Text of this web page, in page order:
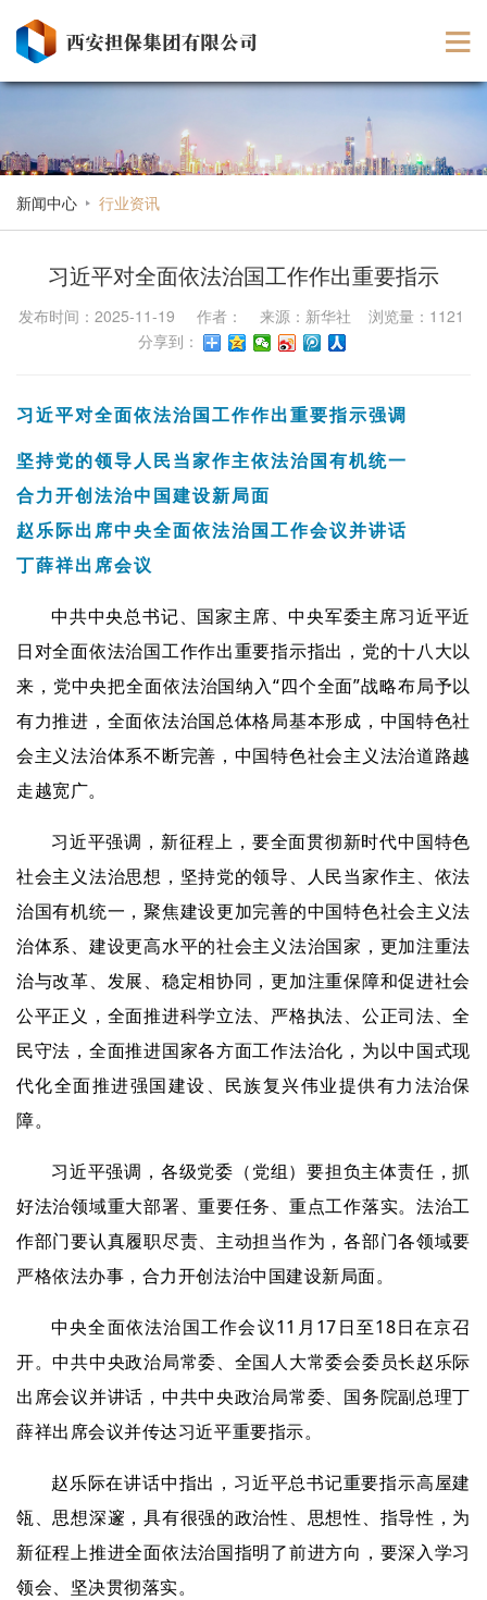
新闻中心 行业资讯
习近平对全面依法治国工作作出重要指示
发布时间：2025-11-19 作者： 来源：新华社 浏览量：1121
分享到：
习近平对全面依法治国工作作出重要指示强调
坚持党的领导人民当家作主依法治国有机统一
合力开创法治中国建设新局面
赵乐际出席中央全面依法治国工作会议并讲话
丁薛祥出席会议
中共中央总书记、国家主席、中央军委主席习近平近
日对全面依法治国工作作出重要指示指出，党的十八大以
来，党中央把全面依法治国纳入“四个全面”战略布局予以
有力推进，全面依法治国总体格局基本形成，中国特色社
会主义法治体系不断完善，中国特色社会主义法治道路越
走越宽广。
习近平强调，新征程上，要全面贯彻新时代中国特色
社会主义法治思想，坚持党的领导、人民当家作主、依法
治国有机统一，聚焦建设更加完善的中国特色社会主义法
治体系、建设更高水平的社会主义法治国家，更加注重法
治与改革、发展、稳定相协同，更加注重保障和促进社会
公平正义，全面推进科学立法、严格执法、公正司法、全
民守法，全面推进国家各方面工作法治化，为以中国式现
代化全面推进强国建设、民族复兴伟业提供有力法治保
障。
习近平强调，各级党委（党组）要担负主体责任，抓
好法治领域重大部署、重要任务、重点工作落实。法治工
作部门要认真履职尽责、主动担当作为，各部门各领域要
严格依法办事，合力开创法治中国建设新局面。
中央全面依法治国工作会议11月17日至18日在京召
开。中共中央政治局常委、全国人大常委会委员长赵乐际
出席会议并讲话，中共中央政治局常委、国务院副总理丁
薛祥出席会议并传达习近平重要指示。
赵乐际在讲话中指出，习近平总书记重要指示高屋建
瓴、思想深邃，具有很强的政治性、思想性、指导性，为
新征程上推进全面依法治国指明了前进方向，要深入学习
领会、坚决贯彻落实。